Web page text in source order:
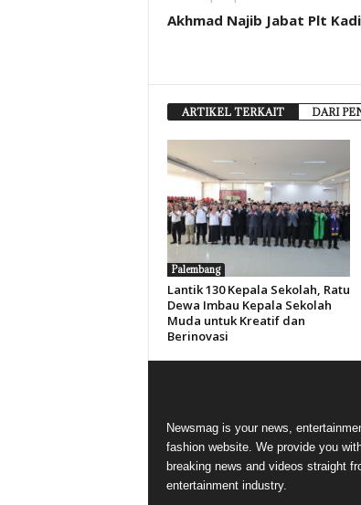
Akhmad Najib Jabat Plt
ARTIKEL TERKAIT DARI
Palembang
Lantik 130 Kepala Sekolah, Ratu
Dewa Imbau Kepala Sekolah
Muda untuk Kreatif dan
Berinovasi
Newsmag is your news,
fashion website. We provide you
breaking news and videos straight
entertainment industry.